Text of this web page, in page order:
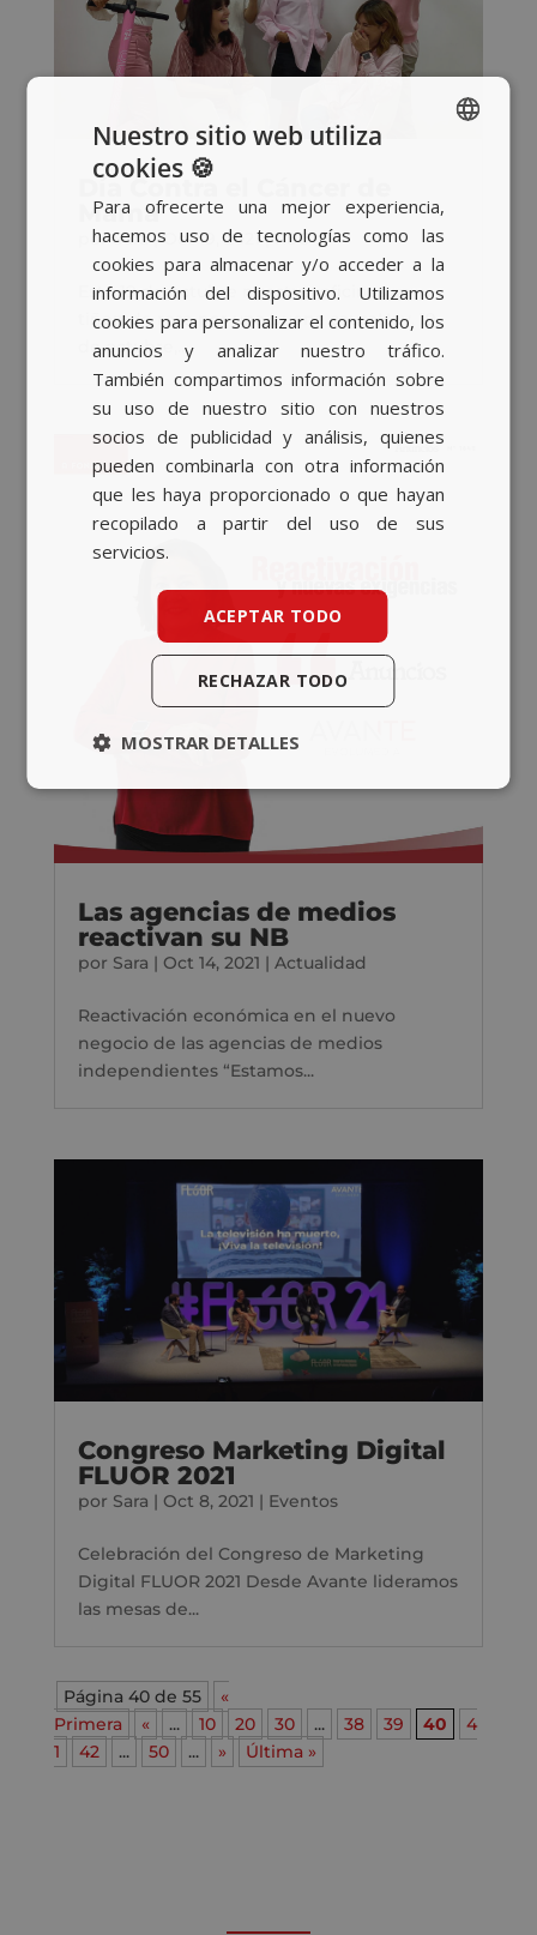
Día Contra el Cáncer de
Mama
porSara|Oct 19, 2021|RSC
Este 19 de octubre nuestras oficinas se
tiñen de rosa por una buena causaHoy, 19
de octubre,...
Las agencias de medios
reactivan su NB
por Sara | Oct 14, 2021 | Actualidad
Reactivación económica en el nuevo
negocio de las agencias de medios
independientes “Estamos...
Congreso Marketing Digital
FLUOR 2021
por Sara | Oct 8, 2021 | Eventos
Celebración del Congreso de Marketing
Digital FLUOR 2021 Desde Avante lideramos
las mesas de...
Página 40 de 55
«
Primera
« ... 10 20 30 ... 38 39 40
4
1
42 ... 50 ... » Última »
BASQUE
ENGLISH
Nuestro sitio web utiliza
cookies 🍪
Para ofrecerte una mejor experiencia,
hacemos uso de tecnologías como las
cookies para almacenar y/o acceder a la
información del dispositivo. Utilizamos
cookies para personalizar el contenido, los
anuncios y analizar nuestro tráfico.
También compartimos información sobre
su uso de nuestro sitio con nuestros
socios de publicidad y análisis, quienes
pueden combinarla con otra información
que les haya proporcionado o que hayan
recopilado a partir del uso de sus
servicios.
ACEPTAR TODO
RECHAZAR TODO
MOSTRAR DETALLES